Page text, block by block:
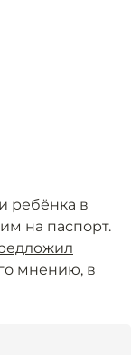
ребёнка в
на паспорт.
мнению, в